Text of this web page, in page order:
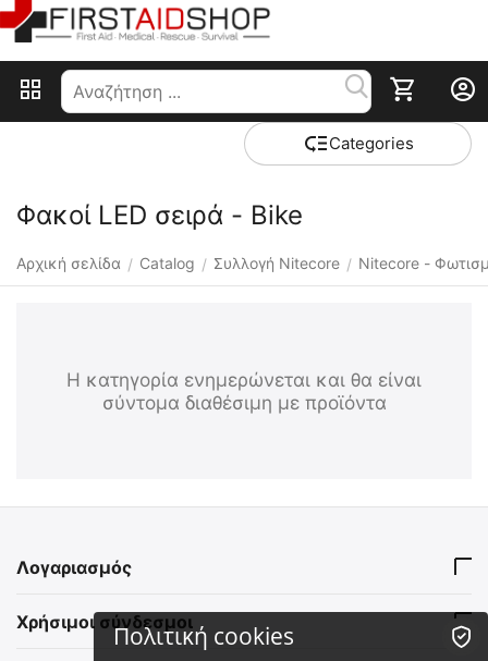
Сategories
Φακοί LED σειρά - Bike
Αρχική σελίδα / Catalog / Συλλογή Nitecore / Nitecore -
Η κατηγορία ενημερώνεται και θα είναι
σύντομα διαθέσιμη με προϊόντα
Λογαριασμός
Χρήσιμοι σύνδεσμοιΠολιτική cookies